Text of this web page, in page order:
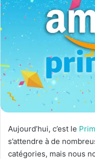
Aujourd’hui, c’est le
s’attendre à de
catégories, mais nous